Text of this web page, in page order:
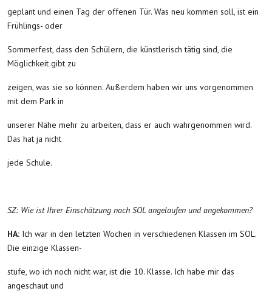
geplant und einen Tag der offenen Tür. Was neu kommen soll, ist ein
Frühlings- oder
Sommerfest, dass den Schülern, die künstlerisch tätig sind, die
Möglichkeit gibt zu
zeigen, was sie so können. Außerdem haben wir uns vorgenommen
mit dem Park in
unserer Nähe mehr zu arbeiten, dass er auch wahrgenommen wird.
Das hat ja nicht
jede Schule.
SZ: Wie ist Ihrer Einschätzung nach SOL angelaufen und angekommen?
HA: Ich war in den letzten Wochen in verschiedenen Klassen im SOL.
Die einzige Klassen-
stufe, wo ich noch nicht war, ist die 10. Klasse. Ich habe mir das
angeschaut und